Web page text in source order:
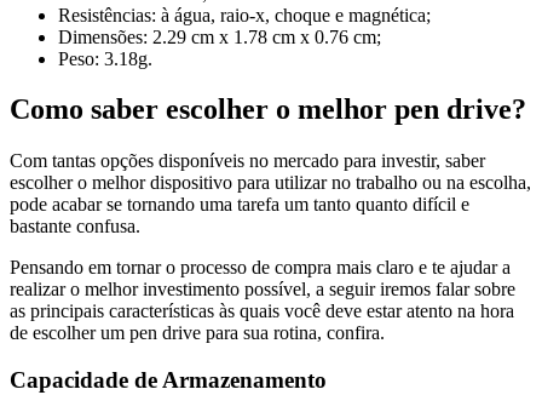
Resistências: à água, raio-x, choque e magnética;
Dimensões: 2.29 cm x 1.78 cm x 0.76 cm;
Peso: 3.18g.
Como saber escolher o melhor pen drive?
Com tantas opções disponíveis no mercado para investir, saber
escolher o melhor dispositivo para utilizar no trabalho ou na escolha,
pode acabar se tornando uma tarefa um tanto quanto difícil e
bastante confusa.
Pensando em tornar o processo de compra mais claro e te ajudar a
realizar o melhor investimento possível, a seguir iremos falar sobre
as principais características às quais você deve estar atento na hora
de escolher um pen drive para sua rotina, confira.
Capacidade de Armazenamento